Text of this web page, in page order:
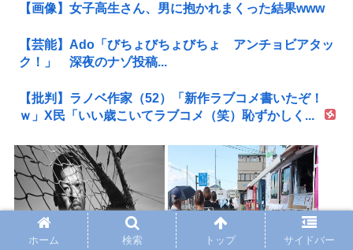
【画像】女子高生さん、男に抱かれまくった結果www
【芸能】Ado「びちょびちょびちょ アンチョビアタッ
ク！」 深夜のナゾ投稿...
【批判】ラノベ作家（52）「新作ラブコメ書いたぞ！
ｗ」X民「いい歳こいてラブコメ（笑）恥ずかしく...
ホーム 検索 トップ サイドバー